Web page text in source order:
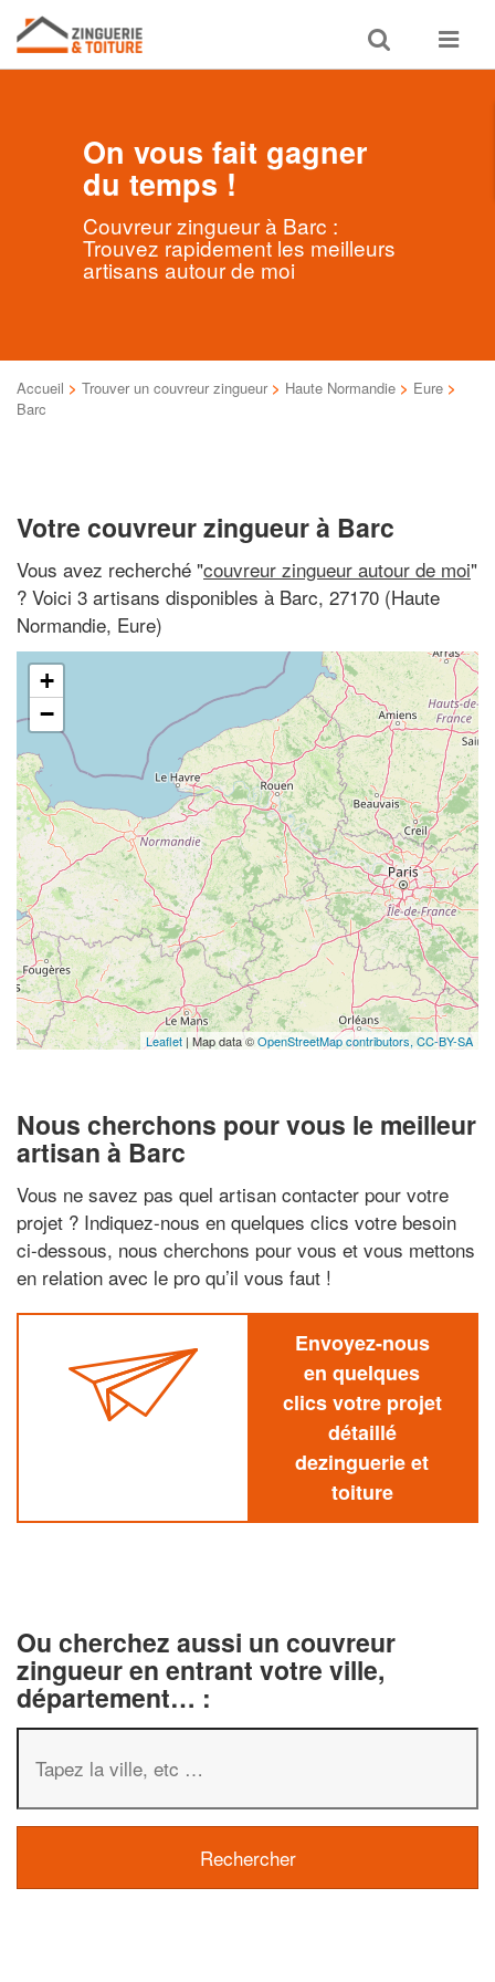
Toggle
search
Toggle
On vous fait gagner
du temps !
Couvreur zingueur à Barc :
Trouvez rapidement les meilleurs
artisans autour de moi
Accueil > Trouver un couvreur zingueur > Haute Normandie > Eure >
Barc
Votre couvreur zingueur à Barc
Vous avez recherché "couvreur zingueur autour de moi"
? Voici 3 artisans disponibles à Barc, 27170 (Haute
Normandie, Eure)
+
−
Leaflet | Map data ©OpenStreetMap contributors, CC-BY-SA
Nous cherchons pour vous le meilleur
artisan à Barc
Vous ne savez pas quel artisan contacter pour votre
projet ? Indiquez-nous en quelques clics votre besoin
ci-dessous, nous cherchons pour vous et vous mettons
en relation avec le pro qu’il vous faut !
Envoyez-nous
en quelques
clics votre projet
détaillé
dezinguerie et
toiture
Ou cherchez aussi un couvreur
zingueur en entrant votre ville,
département… :